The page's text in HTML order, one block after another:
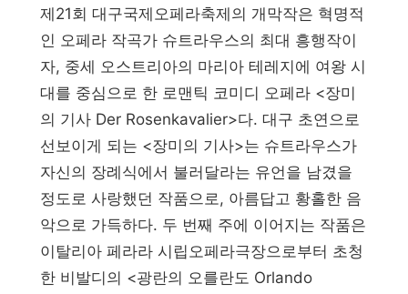
제21회 대구국제오페라축제의 개막작은 혁명적
인 오페라 작곡가 슈트라우스의 최대 흥행작이
자, 중세 오스트리아의 마리아 테레지에 여왕 시
대를 중심으로 한 로맨틱 코미디 오페라 <장미
의 기사 Der Rosenkavalier>다. 대구 초연으로
선보이게 되는 <장미의 기사>는 슈트라우스가
자신의 장례식에서 불러달라는 유언을 남겼을
정도로 사랑했던 작품으로, 아름답고 황홀한 음
악으로 가득하다. 두 번째 주에 이어지는 작품은
이탈리아 페라라 시립오페라극장으로부터 초청
한 비발디의 <광란의 오를란도 Orlando